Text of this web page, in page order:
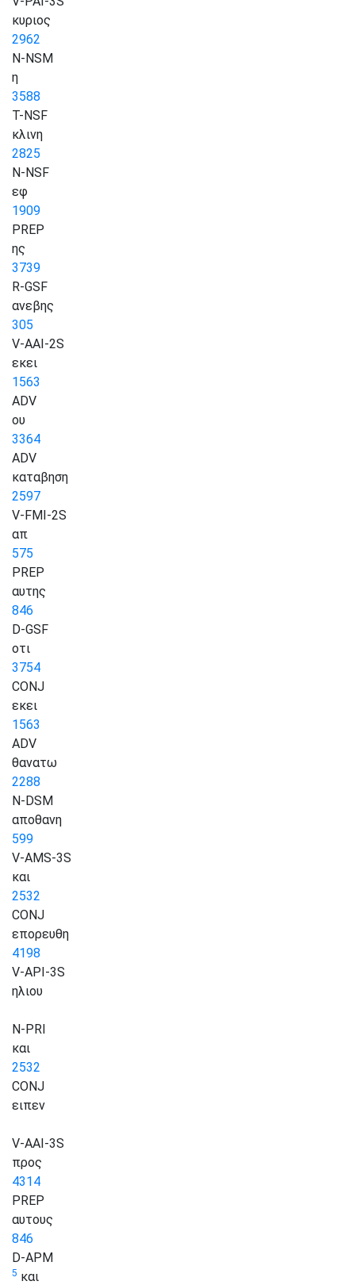
κυριος
2962
N-NSM
η
3588
T-NSF
κλινη
2825
N-NSF
εφ
1909
PREP
ης
3739
R-GSF
ανεβης
305
V-AAI-2S
εκει
1563
ADV
ου
3364
ADV
καταβηση
2597
V-FMI-2S
απ
575
PREP
αυτης
846
D-GSF
οτι
3754
CONJ
εκει
1563
ADV
θανατω
2288
N-DSM
αποθανη
599
V-AMS-3S
και
2532
CONJ
επορευθη
4198
V-API-3S
ηλιου
N-PRI
και
2532
CONJ
ειπεν
V-AAI-3S
προς
4314
PREP
αυτους
846
D-APM
5 και